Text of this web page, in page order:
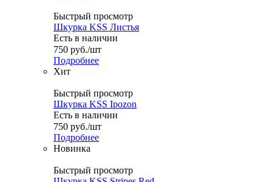
Быстрый просмотр
Шкурка KSS Листья
Есть в наличии
750 руб./шт
Подробнее
Хит
Быстрый просмотр
Шкурка KSS Ipozon
Есть в наличии
750 руб./шт
Подробнее
Новинка
Быстрый просмотр